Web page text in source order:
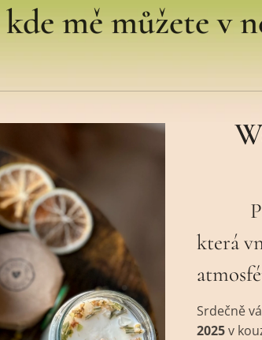
mě můžete v
která
Srdečně
2025v